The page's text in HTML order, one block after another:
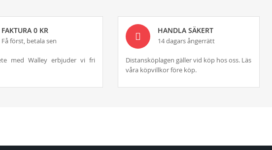
FAKTURA 0 KR
Få först, betala sen
med Walley erbjuder vi fri
HANDLA SÄKERT
14 dagars ångerrätt
Distansköplagen gäller vid köp hos oss. Läs
våra köpvillkor före köp.